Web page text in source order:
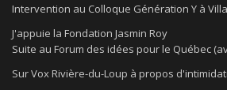
Intervention au Colloque Génération Y à
J'appuie la Fondation Jasmin Roy
Suite au Forum des idées pour le Québec
Sur Vox Rivière-du-Loup à propos